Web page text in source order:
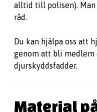
alltid till polisen).
råd.
Du kan hjälpa oss att
genom att bli
djurskyddsfadder.
Material